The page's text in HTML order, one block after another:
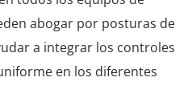
abogar por posturas de
a integrar los controles
en los diferentes